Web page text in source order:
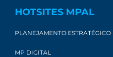
HOTSITES MPAL
PLANEJAMENTO ESTRATÉGICO
MP DIGITAL